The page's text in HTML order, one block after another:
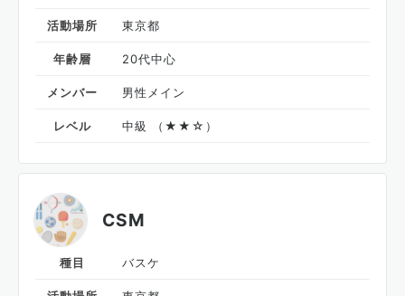
活動場所 東京都
年齢層 20代中心
メンバー 男性メイン
レベル 中級 （★★☆）
CSM
種目 バスケ